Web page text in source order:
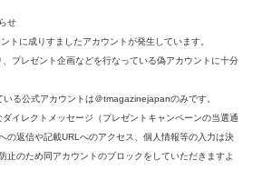
せ
トに成りすましたアカウントが発生しています。
プレゼント企画などを行なっている偽アカウントに十分
る公式アカウントは＠tmagazinejapanのみです。
イレクトメッセージ（プレゼントキャンペーンの当選通
の返信や記載URLへのアクセス、個人情報等の入力は決
止のため同アカウントのブロックをしていただきますよ